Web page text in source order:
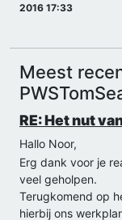
2016 17:33
Meest
RE: Het nut
Hallo Noor,
Erg dank voor je
veel geholpen.
Terugkomend op
hierbij ons